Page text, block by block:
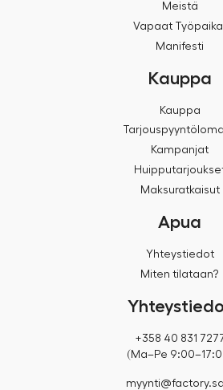
Meistä
Vapaat
Manifesti
Kauppa
Kauppa
Kampanjat
Maksuratkaisut
Apua
Yhteystiedot
Miten tilataan?
+358 40 831
(Ma–Pe